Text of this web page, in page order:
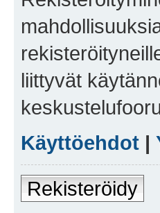
liittyvät
Käyttöehdot |
Rekisteröidy